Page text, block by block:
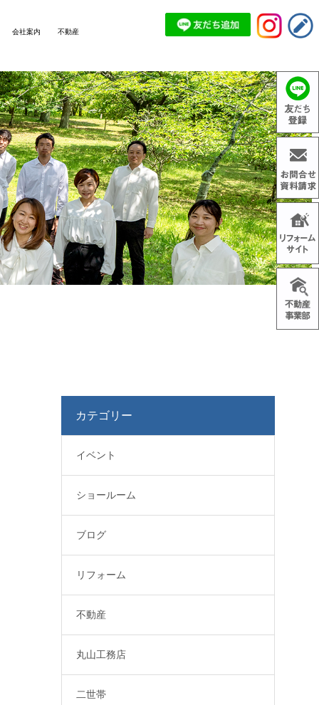
会社案内 不動産
カテゴリー
イベント
ショールーム
ブログ
リフォーム
不動産
丸山工務店
二世帯